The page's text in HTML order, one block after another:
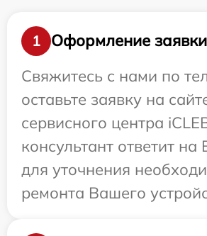
1
Оформление заявки
Свяжитесь с нами по
оставьте заявку на
сервисного центра
консультант ответит
для уточнения
ремонта Вашего